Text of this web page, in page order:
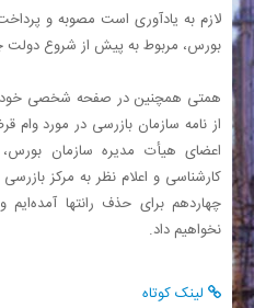
لازم به یادآوری است مصوبه و
بورس، مربوط به پیش از شروع دولت
همتی همچنین در صفحه شخصی
از نامه سازمان بازرسی در مورد
اعضای هیأت مدیره سازمان
کارشناسی و اعلام نظر به مرکز
چهاردهم برای حذف رانتها
نخواهیم داد.
لینک کوتاه